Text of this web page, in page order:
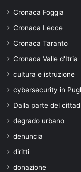
Cronaca Foggia
Cronaca Lecce
Cronaca Taranto
Cronaca Valle d'Itria
cultura e istruzione
cybersecurity in
Dalla parte del
degrado urbano
denuncia
diritti
donazione